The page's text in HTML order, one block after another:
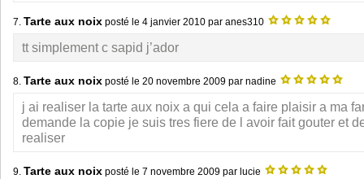
7. Tarte aux noix posté le 4 janvier 2010 par anes310
tt simplement c sapid j’ador
8. Tarte aux noix posté le 20 novembre 2009 par nadine
j ai realiser la tarte aux noix a qui cela a faire plaisir a ma
demande la copie je suis tres fiere de l avoir fait gouter et
realiser
9. Tarte aux noix posté le 7 novembre 2009 par lucie